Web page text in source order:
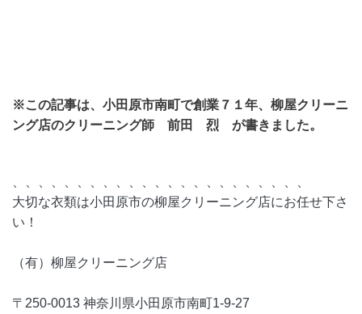
※この記事は、 小田原市南町で創業７１年、 柳屋クリーニ
ング店のクリーニング師 前田 烈 が書きました。
大切な衣類は小田原市の柳屋クリーニング店にお任せ下さ
い！
（有）柳屋クリーニング店
〒250-0013 神奈川県小田原市南町1-9-27